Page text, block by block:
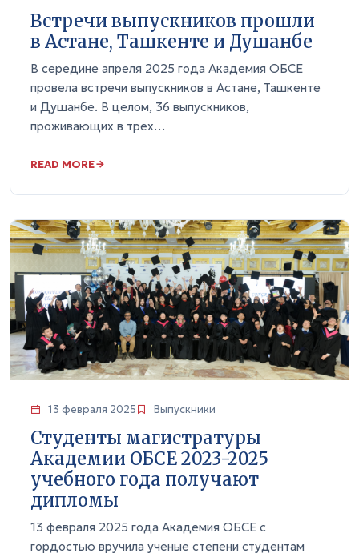
Встречи выпускников прошли
в Астане, Ташкенте и Душанбе
В середине апреля 2025 года Академия ОБСЕ
провела встречи выпускников в Астане, Ташкенте
и Душанбе. В целом, 36 выпускников,
проживающих в трех…
READ MORE
13 февраля 2025 Выпускники
Студенты магистратуры
Академии ОБСЕ 2023-2025
учебного года получают
дипломы
13 февраля 2025 года Академия ОБСЕ с
гордостью вручила ученые степени студентам